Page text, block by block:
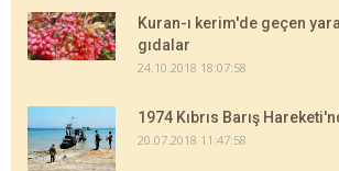
Kuran-ı kerim'de geçen
gıdalar
24.10.2018 18:07:58
1974 Kıbrıs Barış
20.07.2018 11:47:58